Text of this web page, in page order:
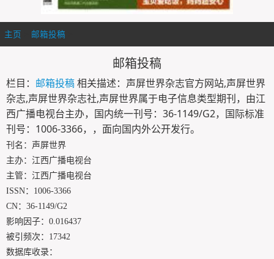
主页 邮箱投稿
邮箱投稿
栏目： 邮箱投稿相关描述：声屏世界杂志官方网站,声屏世界
杂志,声屏世界杂志社,声屏世界属于电子信息类型期刊，由江
西广播电视台主办，国内统一刊号：36-1149/G2，国际标准
刊号：1006-3366，，面向国内外公开发行。
刊名：声屏世界
主办：江西广播电视台
主管：江西广播电视台
ISSN：1006-3366
CN：36-1149/G2
影响因子：0.016437
被引频次：17342
数据库收录：